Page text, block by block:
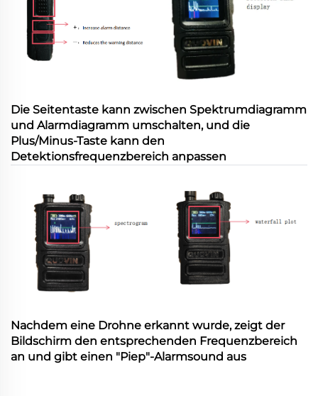
Die Seitentaste kann zwischen Spektrumdiagramm
und Alarmdiagramm umschalten, und die
Plus/Minus-Taste kann den
Detektionsfrequenzbereich anpassen
Nachdem eine Drohne erkannt wurde, zeigt der
Bildschirm den entsprechenden Frequenzbereich
an und gibt einen "Piep"-Alarmsound aus